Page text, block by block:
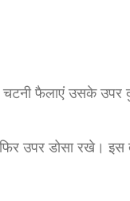
फैलाएं उसके उपर
उपर डोसा रखे।